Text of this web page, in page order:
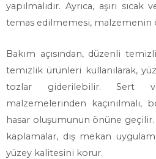
yapılmalıdır. Ayrıca, aşırı
temas edilmemesi, malzemenin
Bakım açısından, düzenli
temizlik ürünleri kullanılarak,
tozlar giderilebilir. Sert ve
malzemelerinden kaçınılmalı,
hasar oluşumunun önüne
kaplamalar, dış mekan
yüzey kalitesini korur.